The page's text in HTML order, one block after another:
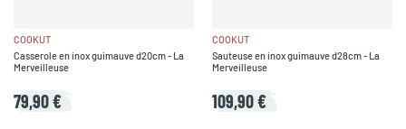
COOKUT
Casserole en inox guimauve d20cm - La
Merveilleuse
79,90 €
COOKUT
Sauteuse en inox guimauve d28cm - La
Merveilleuse
109,90 €